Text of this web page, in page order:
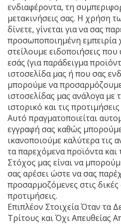
ενδιαφέροντα, τη
μετακινήσεις σας. Η χρήση
δίνετε, γίνεται για να σας
προσωποποιημένη εμπειρία
στείλουμε ειδοποιήσεις
εσάς (για παράδειγμα
ιστοσελίδα μας ή που σας
μπορούμε να
ιστοσελίδας μας ανάλογα με
ιστορικό και τις
Αυτό πραγματοποιείται
εγγραφή σας καθώς
ικανοποιούμε καλύτερα τις
τα παρεχόμενα προϊόντα και
Στόχος μας είναι να
σας αρέσει ώστε να σας
προσαρμοζόμενες στις δικές
προτιμήσεις.
Επιπλέον Στοιχεία Όταν τα
Τρίτους και Όχι